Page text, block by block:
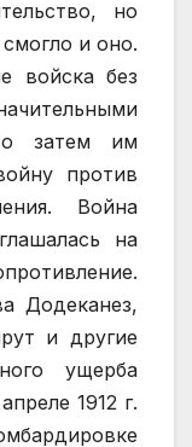
но
и оно.
войска без
затем им
против
Война
на
Додеканез,
и другие
ущерба
1912 г.